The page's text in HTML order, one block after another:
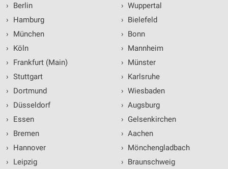
›
Berlin
›
Hamburg
›
München
›
Köln
›
Frankfurt (Main)
› Stuttgart
›
Dortmund
›
Düsseldorf
›
Essen
›
Bremen
›
Hannover
›
Leipzig
› Wuppertal
› Bielefeld
› Bonn
› Mannheim
› Münster
› Karlsruhe
› Wiesbaden
› Augsburg
› Gelsenkirchen
› Aachen
› Mönchengladbach
› Braunschweig
Inhalten
IAB-Besonderheiten:
Geräte anhand von aktiv angeforderten
Informationen identifizieren
Nicht-IAB-Verarbeitungszwecke:
Notwendig
Performance
Funktional
Werbung